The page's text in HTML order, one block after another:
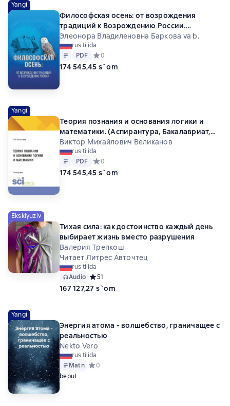
Yangi
Философская осень: от возрождения
традиций к Возрождению России.
Материалы ежегодного Форума
Философская осень: возрождение
традиций , 17 декабря 2025 года.
(Аспирантура, Магистратура).
Элеонора Владиленовна Баркова va b.
rus tilida
Matn
PDF
PDF Средний рейтинг 0 на основе 0 оценок
0
174 545,45 s`om
Yangi
Теория познания и основания логики и
математики. (Аспирантура, Бакалавриат,
Магистратура). Монография.
Виктор Михайлович Великанов
rus tilida
Matn
PDF
PDF Средний рейтинг 0 на основе 0 оценок
0
174 545,45 s`om
Eksklyuziv
Тихая сила: как достоинство каждый день
выбирает жизнь вместо разрушения
Валерия Трепкош
Читает Литрес Авточтец
rus tilida
Audio Средний рейтинг 5 на основе 1 оценок
51
167 127,27 s`om
Yangi
Энергия атома - волшебство, граничащее с
реальностью
Nekto Vero
rus tilida
Matn Средний рейтинг 0 на основе 0 оценок
0
bepul